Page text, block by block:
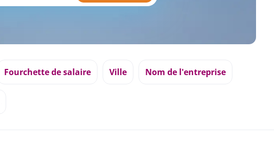
Fourchette de salaire Ville Nom de l'entreprise